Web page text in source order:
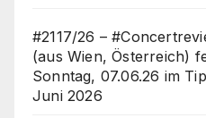
#2117/26 –
(aus Wien, Österreich)
Sonntag, 07.06.26 im
Juni 2026